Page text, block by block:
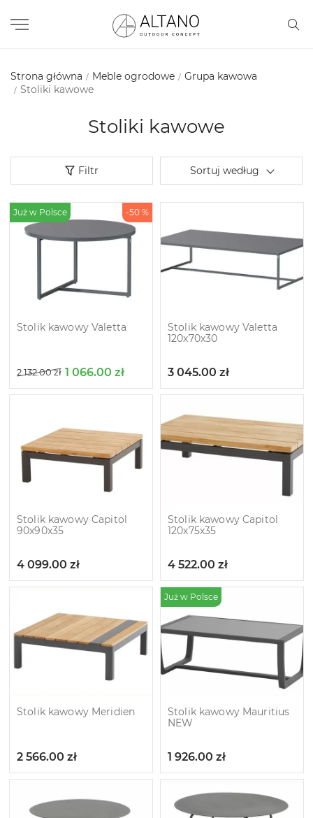
Strona główna Meble ogrodowe
Grupa kawowa
Stoliki kawowe
Stoliki kawowe
Filtr Sortuj według
Już w Polsce -50 %
Stolik kawowy Valetta
2 132.00zł 1 066.00 zł
Stolik kawowy Valetta
120х70х30
3 045.00 zł
Stolik kawowy Capitol
90x90x35
4 099.00 zł
Stolik kawowy Capitol
120х75х35
4 522.00 zł
Stolik kawowy Meridien
2 566.00 zł
Już w Polsce
Stolik kawowy Mauritius
NEW
1 926.00 zł